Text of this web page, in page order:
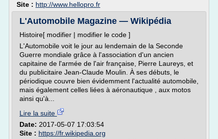
Site : http://www.hellopro.fr
L'Automobile Magazine — Wikipédia
Histoire[ modifier | modifier le code ]
L'Automobile voit le jour au lendemain de la Seconde
Guerre mondiale grâce à l'association d'un ancien
capitaine de l'armée de l'air française, Pierre Laureys, et
du publicitaire Jean-Claude Moulin. À ses débuts, le
périodique couvre bien évidemment l'actualité automobile,
mais également celles liées à aéronautique , aux motos
ainsi qu'à...
Lire la suite
Date: 2017-05-07 17:03:54
Site : https://fr.wikipedia.org